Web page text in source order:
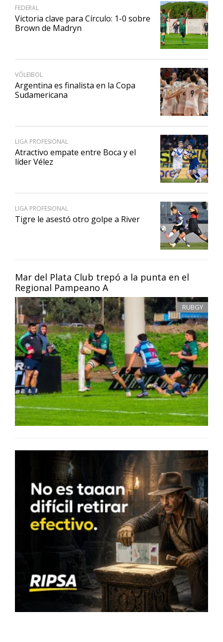
Mar del Plata Club trepó a la punta en el
Regional Pampeano A
RUBGY
FEDERAL
Victoria clave para Círculo: 1-0 sobre
Brown de Madryn
VÓLEIBOL
Argentina es finalista en la Copa
Sudamericana
LIGA PROFESIONAL
Atractivo empate entre Boca y el
líder Vélez
LIGA PROFESIONAL
Tigre le asestó otro golpe a River